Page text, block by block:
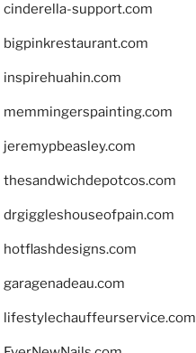
cinderella-support.com
bigpinkrestaurant.com
inspirehuahin.com
memmingerspainting.com
jeremypbeasley.com
thesandwichdepotcos.com
drgiggleshouseofpain.com
hotflashdesigns.com
garagenadeau.com
lifestylechauffeurservice.com